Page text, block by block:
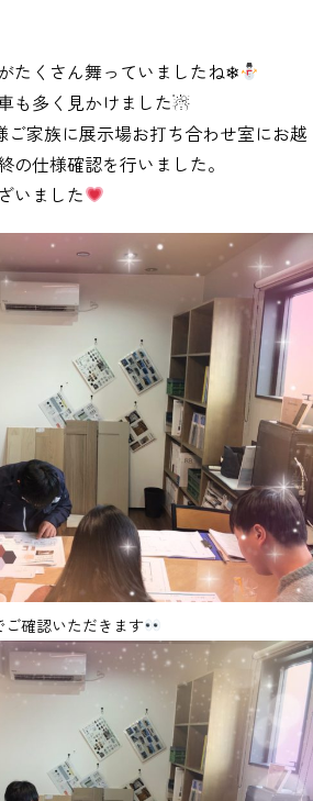
たくさん舞っていましたね❄
も多く見かけました☃
ご家族に展示場お打ち合わせ室にお越
の仕様確認を行いました。
いました
ご確認いただきます